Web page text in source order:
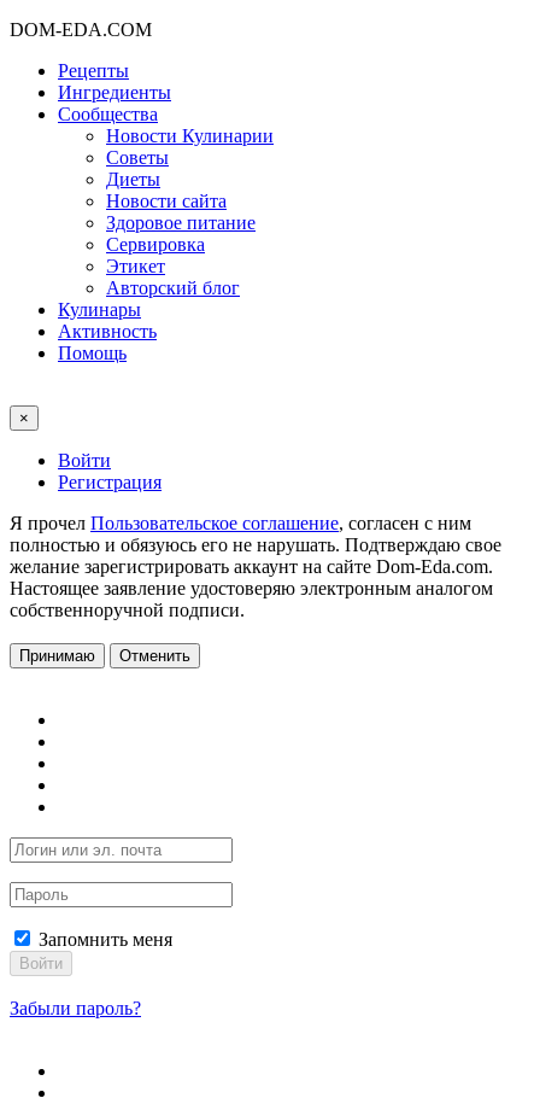
DOM-EDA.COM
Рецепты
Ингредиенты
Сообщества
Новости Кулинарии
Советы
Диеты
Новости сайта
Здоровое питание
Сервировка
Этикет
Авторский блог
Кулинары
Активность
Помощь
×
Войти
Регистрация
Я прочел Пользовательское соглашение, согласен с ним
полностью и обязуюсь его не нарушать. Подтверждаю свое
желание зарегистрировать аккаунт на сайте Dom-Eda.com.
Настоящее заявление удостоверяю электронным аналогом
собственноручной подписи.
Принимаю Отменить
Запомнить меня
Войти
Забыли пароль?